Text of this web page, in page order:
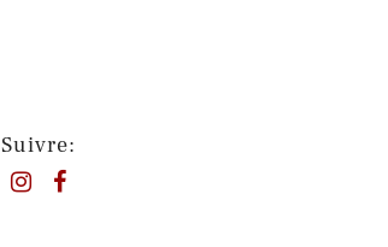
Suivre: